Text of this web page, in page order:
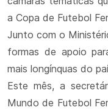
a Copa de Futebol
Junto com o
formas de apoio
mais longínquas do
Este mês, a
Mundo de Futebol